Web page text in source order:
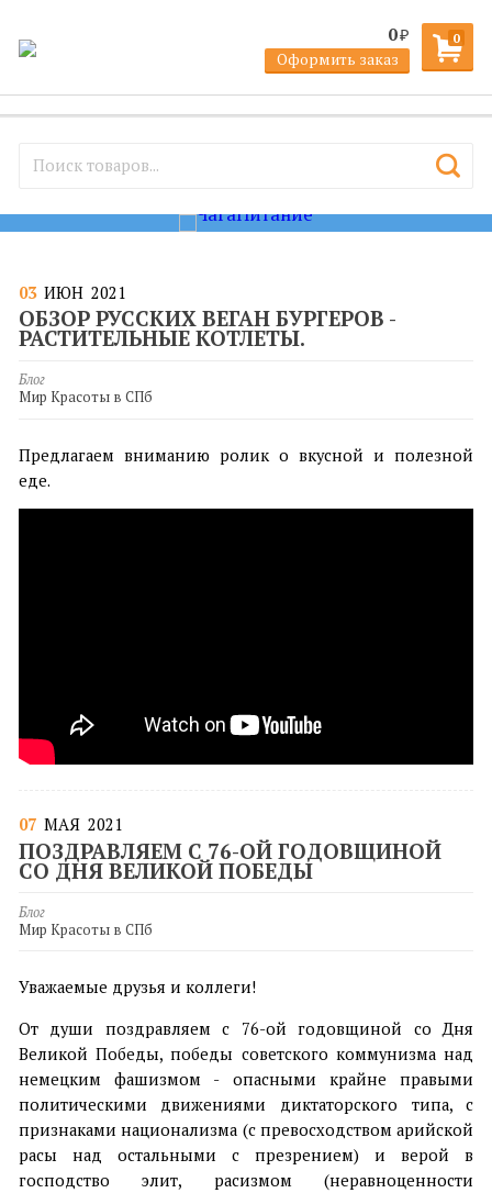
0
0₽
Оформить заказ
03 ИЮН 2021
ОБЗОР РУССКИХ ВЕГАН БУРГЕРОВ -
РАСТИТЕЛЬНЫЕ КОТЛЕТЫ.
Блог
Мир Красоты в СПб
Предлагаем вниманию ролик о вкусной и полезной
еде.
07 МАЯ 2021
ПОЗДРАВЛЯЕМ С 76-ОЙ ГОДОВЩИНОЙ
СО ДНЯ ВЕЛИКОЙ ПОБЕДЫ
Блог
Мир Красоты в СПб
Уважаемые друзья и коллеги!
От души поздравляем с 76-ой годовщиной со Дня
Великой Победы, победы советского коммунизма над
немецким фашизмом - опасными крайне правыми
политическими движениями диктаторского типа, с
признаками национализма (с превосходством арийской
расы над остальными с презрением) и верой в
господство элит, расизмом (неравноценности